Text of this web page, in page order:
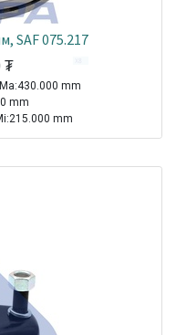
SAF 075.217
₮
mm
mm
mm
2021